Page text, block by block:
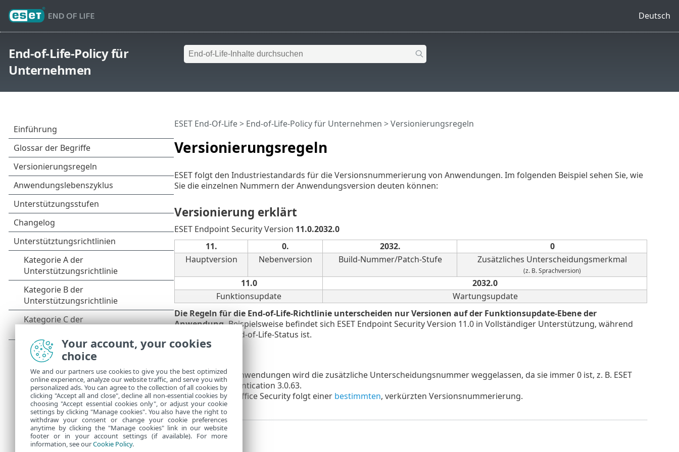
Deutsch
End-of-Life-Policy für
Unternehmen
Versionierungsregeln
ESET End-Of-Life> End-of-Life-Policy für Unternehmen >Versionierungsregeln
ESET folgt den Industriestandards für die Versionsnummerierung von Anwendungen. Im folgenden Beispiel sehen Sie, wie
Sie die einzelnen Nummern der Anwendungsversion deuten können:
Versionierung erklärt
ESET Endpoint Security Version 11.0.2032.0
11.
0. 2032.
0
Hauptversion
Nebenversion Build-Nummer/Patch-Stufe Zusätzliches Unterscheidungsmerkmal
(z. B. Sprachversion)
11.0
2032.0
Funktionsupdate
Wartungsupdate
Die Regeln für die End-of-Life-Richtlinie unterscheiden nur Versionen auf der Funktionsupdate-Ebene der
Anwendung.Beispielsweise befindet sich ESET Endpoint Security Version 11.0 in Vollständiger Unterstützung, während
Version 6.5 im End-of-Life-Status ist.
• Bei einigen Anwendungen wird die zusätzliche Unterscheidungsnummer weggelassen, da sie immer 0 ist, z. B. ESET
Secure Authentication 3.0.63.
• ESET Cloud Office Security folgt einer bestimmten, verkürzten Versionsnummerierung.
Your account, your cookies
choice
We and our partners use cookies to give you the best optimized
online experience, analyze our website traffic, and serve you with
personalized ads. You can agree to the collection of all cookies by
clicking "Accept all and close", decline all non-essential cookies by
choosing "Accept essential cookies only", or adjust your cookie
settings by clicking "Manage cookies". You also have the right to
withdraw your consent or change your cookie preferences
anytime by clicking the "Manage cookies" link in our website
footer or in your account settings (if available). For more
information, see ourCookie Policy.